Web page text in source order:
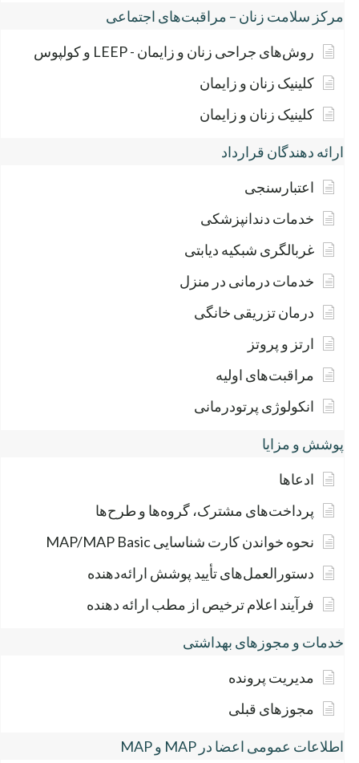
مرکز سلامت زنان – مراقبت‌های اجتماعی
روش‌های جراحی زنان و زایمان - LEEP و کولپوس
کلینیک زنان و زایمان
کلینیک زنان و زایمان
ارائه دهندگان قرارداد
اعتبارسنجی
خدمات دندانپزشکی
غربالگری شبکیه دیابتی
خدمات درمانی در منزل
درمان تزریقی خانگی
ارتز و پروتز
مراقبت‌های اولیه
انکولوژی پرتودرمانی
پوشش و مزایا
ادعاها
پرداخت‌های مشترک، گروه‌ها و طرح‌ها
نحوه خواندن کارت شناسایی MAP/MAP Basic
دستورالعمل‌های تأیید پوشش ارائه‌دهنده
فرآیند اعلام ترخیص از مطب ارائه دهنده
خدمات و مجوزهای بهداشتی
مدیریت پرونده
مجوزهای قبلی
اطلاعات عمومی اعضا در MAP و MAP